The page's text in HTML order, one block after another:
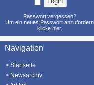
Passwort vergessen?
Um ein neues Passwort anzufordern
klicke hier.
Navigation
Startseite
Newsarchiv